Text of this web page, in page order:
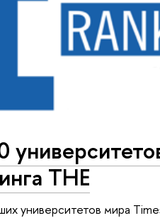
THE
университетов мира